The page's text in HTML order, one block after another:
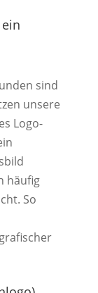
sind
unsere
Logo-
häufig
So